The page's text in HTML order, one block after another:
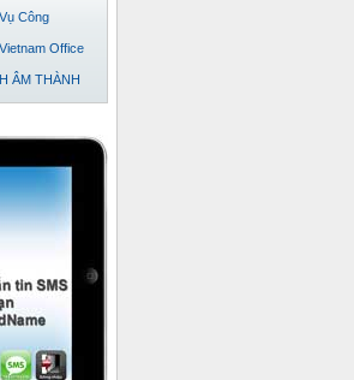
Công
Office
ÂM THÀNH
thép Việt
TRÍ VIỆT.
PHÁT
Viễn Đông
Toàn Cầu
thái anh tài
VIỆT
Nam
NẴNG